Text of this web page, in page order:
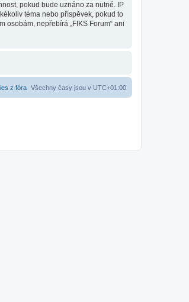
pokud bude uznáno za nutné. IP
téma nebo příspěvek, pokud to
osobám, nepřebírá „FIKS Forum“ ani
Všechny časy jsou v UTC+01:00
z fóra